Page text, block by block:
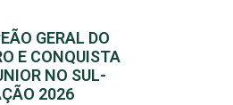
GERAL DO
E CONQUISTA
NO SUL-
2026